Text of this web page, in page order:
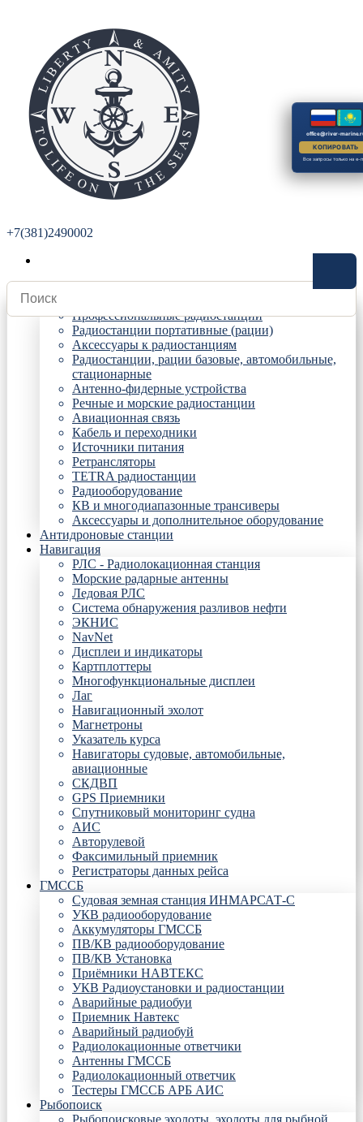
+7(381)2490002
Радиостанции
Профессиональные радиостанции
Радиостанции портативные (рации)
Аксессуары к радиостанциям
Радиостанции, рации базовые, автомобильные,
стационарные
Антенно-фидерные устройства
Речные и морские радиостанции
Авиационная связь
Кабель и переходники
Источники питания
Ретрансляторы
TETRA радиостанции
Радиооборудование
КВ и многодиапазонные трансиверы
Аксессуары и дополнительное оборудование
Антидроновые станции
Навигация
РЛС - Радиолокационная станция
Морские радарные антенны
Ледовая РЛС
Система обнаружения разливов нефти
ЭКНИС
NavNet
Дисплеи и индикаторы
Картплоттеры
Многофункциональные дисплеи
Лаг
Навигационный эхолот
Магнетроны
Указатель курса
Навигаторы судовые, автомобильные,
авиационные
СКДВП
GPS Приемники
Спутниковый мониторинг судна
АИС
Авторулевой
Факсимильный приемник
Регистраторы данных рейса
ГМССБ
Судовая земная станция ИНМАРСАТ-С
УКВ радиооборудование
Аккумуляторы ГМССБ
ПВ/КВ радиооборудование
ПВ/КВ Установка
Приёмники НАВТЕКС
УКВ Радиоустановки и радиостанции
Аварийные радиобуи
Приемник Навтекс
Аварийный радиобуй
Радиолокационные ответчики
Антенны ГМССБ
Радиолокационный ответчик
Тестеры ГМССБ АРБ АИС
Рыбопоиск
Рыбопоисковые эхолоты, эхолоты для рыбной
office@river-
КОПИРОВАТЬ
Все запросы только на e-